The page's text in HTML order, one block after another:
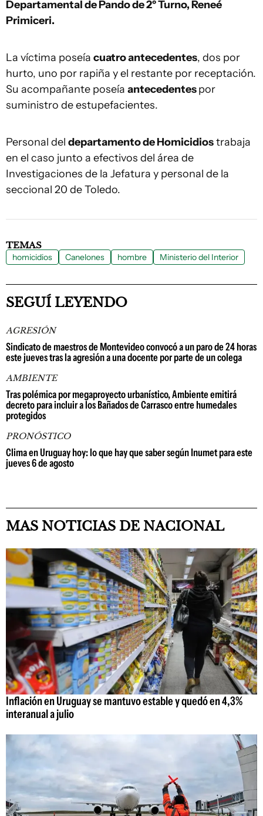
Departamental de Pando de 2º Turno, Reneé
Primiceri.
La víctima poseía cuatro antecedentes, dos por
hurto, uno por rapiña y el restante por receptación.
Su acompañante poseía antecedentespor
suministro de estupefacientes.
Personal del departamento de Homicidiostrabaja
en el caso junto a efectivos del área de
Investigaciones de la Jefatura y personal de la
seccional 20 de Toledo.
TEMAS
homicidios Canelones hombre Ministerio del Interior
SEGUÍ LEYENDO
AGRESIÓN
Sindicato de maestros de Montevideo convocó a un paro de 24 horas
este jueves tras la agresión a una docente por parte de un colega
AMBIENTE
Tras polémica por megaproyecto urbanístico, Ambiente emitirá
decreto para incluir a los Bañados de Carrasco entre humedales
protegidos
PRONÓSTICO
Clima en Uruguay hoy: lo que hay que saber según Inumet para este
jueves 6 de agosto
MAS NOTICIAS DE NACIONAL
Inflación en Uruguay se mantuvo estable y quedó en 4,3%
interanual a julio